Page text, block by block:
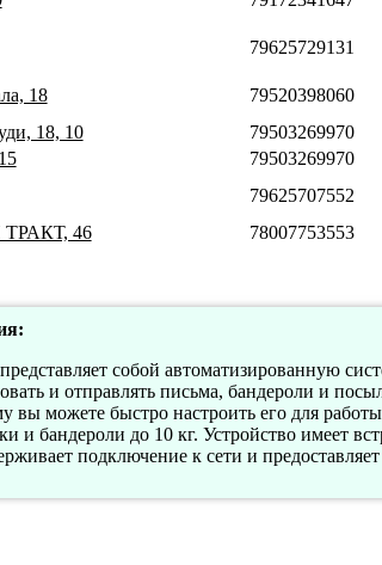
79625729131
18 79520398060
18, 10 79503269970
79503269970
79625707552
46 78007753553
собой автоматизированную
и отправлять письма, бандероли и
вы можете быстро настроить его для
и бандероли до 10 кг. Устройство имеет
подключение к сети и